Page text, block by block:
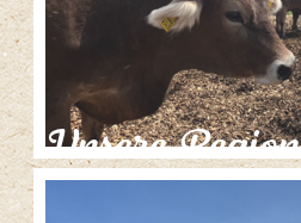
Unsere Region